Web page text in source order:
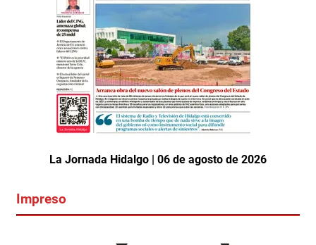
La Jornada Hidalgo | 06 de agosto de 2026
Impreso